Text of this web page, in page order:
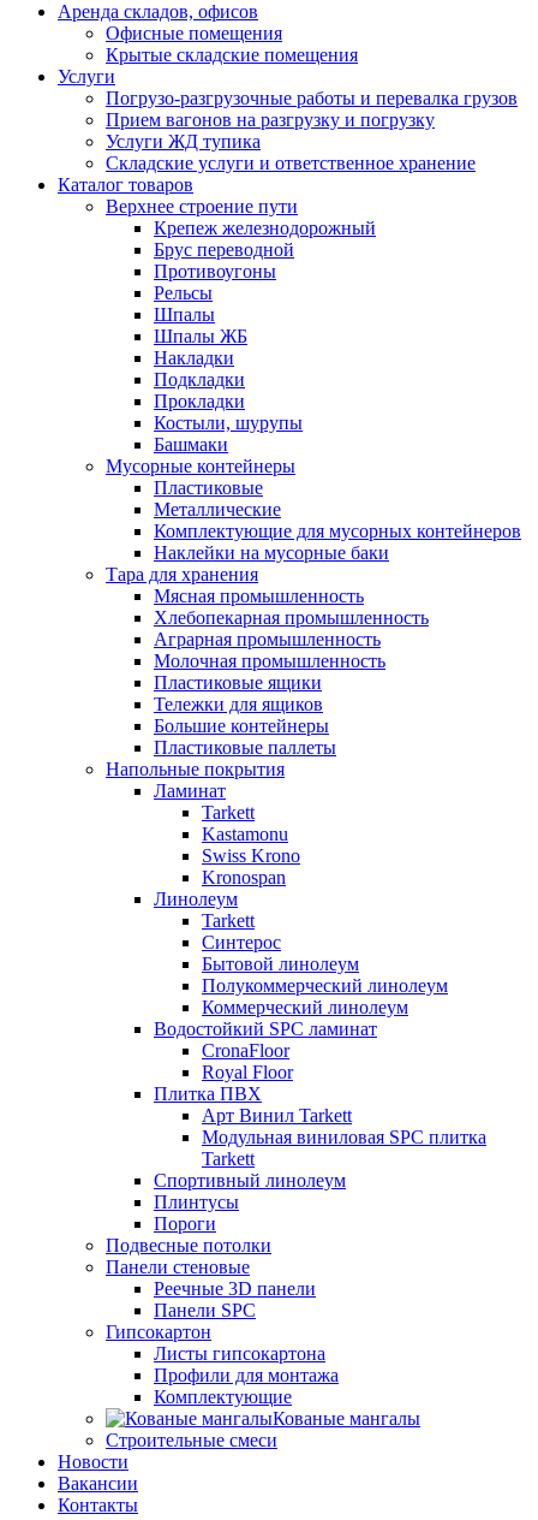
Аренда складов, офисов
Офисные помещения
Крытые складские помещения
Услуги
Погрузо-разгрузочные работы и перевалка грузов
Прием вагонов на разгрузку и погрузку
Услуги ЖД тупика
Складские услуги и ответственное хранение
Каталог товаров
Верхнее строение пути
Крепеж железнодорожный
Брус переводной
Противоугоны
Рельсы
Шпалы
Шпалы ЖБ
Накладки
Подкладки
Прокладки
Костыли, шурупы
Башмаки
Мусорные контейнеры
Пластиковые
Металлические
Комплектующие для мусорных контейнеров
Наклейки на мусорные баки
Тара для хранения
Мясная промышленность
Хлебопекарная промышленность
Аграрная промышленность
Молочная промышленность
Пластиковые ящики
Тележки для ящиков
Большие контейнеры
Пластиковые паллеты
Напольные покрытия
Ламинат
Tarkett
Kastamonu
Swiss Krono
Kronospan
Линолеум
Tarkett
Синтерос
Бытовой линолеум
Полукоммерческий линолеум
Коммерческий линолеум
Водостойкий SPC ламинат
CronaFloor
Royal Floor
Плитка ПВХ
Арт Винил Tarkett
Модульная виниловая SPC плитка
Tarkett
Спортивный линолеум
Плинтусы
Пороги
Подвесные потолки
Панели стеновые
Реечные 3D панели
Панели SPC
Гипсокартон
Листы гипсокартона
Профили для монтажа
Комплектующие
Кованые мангалы
Строительные смеси
Новости
Вакансии
Контакты